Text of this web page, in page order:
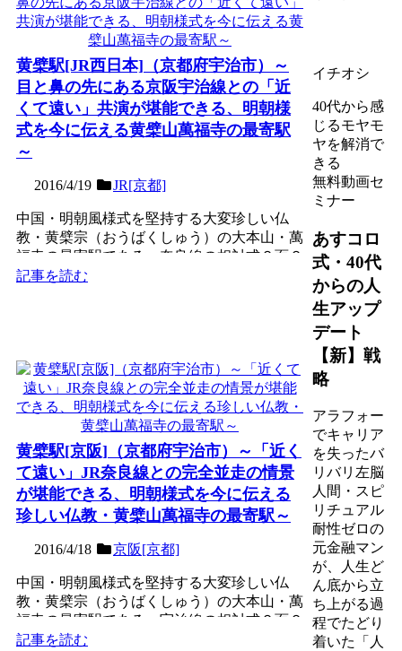
黄檗駅[JR西日本]（京都府宇治市）～
目と鼻の先にある京阪宇治線との「近
くて遠い」共演が堪能できる、明朝様
式を今に伝える黄檗山萬福寺の最寄駅
～
2016/4/19 JR[京都]
中国・明朝風様式を堅持する大変珍しい仏
教・黄檗宗（おうばくしゅう）の大本山・萬
福寺の最寄駅である、奈良線の相対式２面２
線の地上駅。明治時代か...
記事を読む
黄檗駅[京阪]（京都府宇治市）～「近く
て遠い」JR奈良線との完全並走の情景
が堪能できる、明朝様式を今に伝える
珍しい仏教・黄檗山萬福寺の最寄駅～
2016/4/18 京阪[京都]
中国・明朝風様式を堅持する大変珍しい仏
教・黄檗宗（おうばくしゅう）の大本山・萬
福寺の最寄駅である、宇治線の相対式２面２
線の地上駅。大正時代か...
記事を読む
イチオシ
40代から感
じるモヤモ
ヤを解消で
きる
無料動画セ
ミナー
あすコロ
式・40代
からの人
生アップ
デート
【新】戦
略
アラフォー
でキャリア
を失ったバ
リバリ左脳
人間・スピ
リチュアル
耐性ゼロの
元金融マン
が、人生ど
ん底から立
ち上がる過
程でたどり
着いた「人